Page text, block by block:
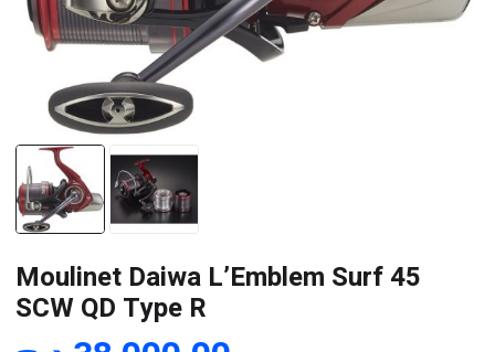
Moulinet Daiwa L’Emblem Surf 45
SCW QD Type R